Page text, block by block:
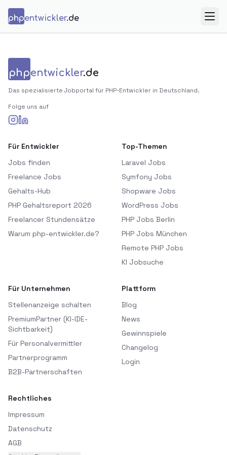
phpentwickler.de
phpentwickler.de
Das spezialisierte Jobportal für PHP-Entwickler in Deutschland.
Folge uns auf
Für Entwickler
Jobs finden
Freelance Jobs
Gehalts-Hub
PHP Gehaltsreport 2026
Freelancer Stundensätze
Warum php-entwickler.de?
Top-Themen
Laravel Jobs
Symfony Jobs
Shopware Jobs
WordPress Jobs
PHP Jobs Berlin
PHP Jobs München
Remote PHP Jobs
KI Jobsuche
Für Unternehmen
Stellenanzeige schalten
PremiumPartner (KI-IDE-
Sichtbarkeit)
Für Personalvermittler
Partnerprogramm
B2B-Partnerschaften
Plattform
Blog
News
Gewinnspiele
Changelog
Login
Rechtliches
Impressum
Datenschutz
AGB